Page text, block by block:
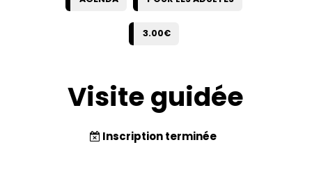
3.00€
Visite guidée
Inscription terminée